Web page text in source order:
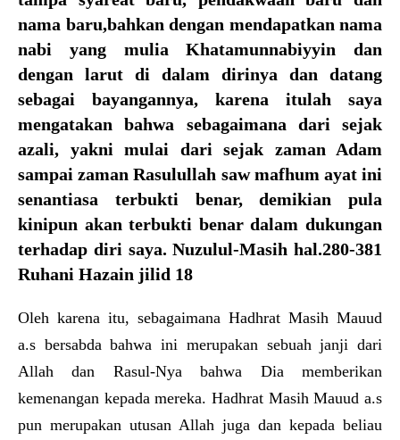
nama baru,bahkan dengan mendapatkan nama
nabi yang mulia Khatamunnabiyyin dan
dengan larut di dalam dirinya dan datang
sebagai bayangannya, karena itulah saya
mengatakan bahwa sebagaimana dari sejak
azali, yakni mulai dari sejak zaman Adam
sampai zaman Rasulullah saw mafhum ayat ini
senantiasa terbukti benar, demikian pula
kinipun akan terbukti benar dalam dukungan
terhadap diri saya. Nuzulul-Masih hal.280-381
Ruhani Hazain jilid 18
Oleh karena itu, sebagaimana Hadhrat Masih Mauud
a.s bersabda bahwa ini merupakan sebuah janji dari
Allah dan Rasul-Nya bahwa Dia memberikan
kemenangan kepada mereka. Hadhrat Masih Mauud a.s
pun merupakan utusan Allah juga dan kepada beliau